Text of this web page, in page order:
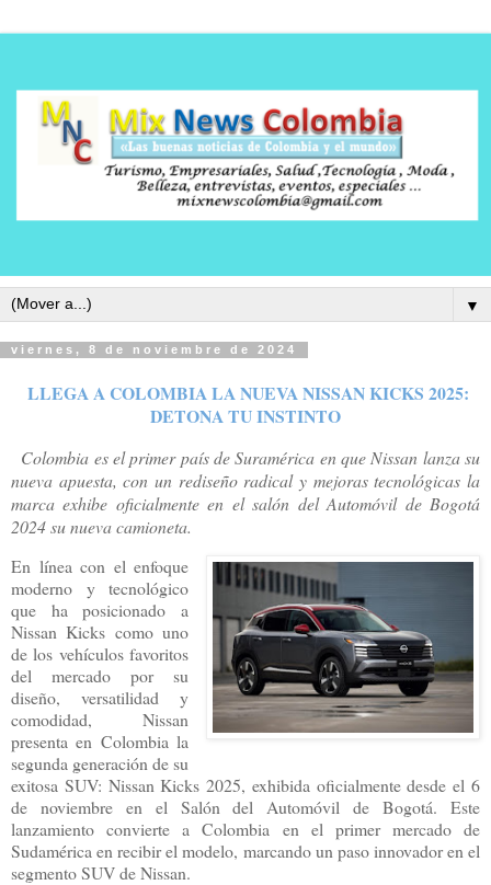
▼
viernes, 8 de noviembre de 2024
LLEGA A COLOMBIA LA NUEVA NISSAN KICKS 2025:
DETONA TU INSTINTO
Colombia es el primer país de Suramérica en que Nissan lanza su
nueva apuesta, con un rediseño radical y mejoras tecnológicas la
marca exhibe oficialmente en el salón del Automóvil de Bogotá
2024 su nueva camioneta.
En línea con el enfoque
moderno y tecnológico
que ha posicionado a
Nissan Kicks como uno
de los vehículos favoritos
del mercado por su
diseño, versatilidad y
comodidad, Nissan
presenta en Colombia la
segunda generación de su
exitosa SUV: Nissan Kicks 2025, exhibida oficialmente desde el 6
de noviembre en el Salón del Automóvil de Bogotá. Este
lanzamiento convierte a Colombia en el primer mercado de
Sudamérica en recibir el modelo, marcando un paso innovador en el
segmento SUV de Nissan.